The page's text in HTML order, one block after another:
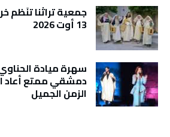
جمعية تراثنا
13 أوت 2026
سهرة ميادة
دمشقي ممتع أعاد
الزمن الجميل